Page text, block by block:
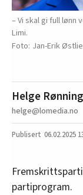
– Vi skal gi full
Limi.
Jan-Erik Østlie
Helge
helge@lomedia.no
06.02.2025
partiprogram.